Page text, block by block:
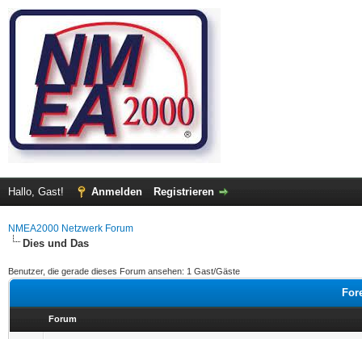
Hallo, Gast! Anmelden Registrieren
NMEA2000 Netzwerk Forum
Dies und Das
Benutzer, die gerade dieses Forum ansehen: 1 Gast/Gäste
Forum